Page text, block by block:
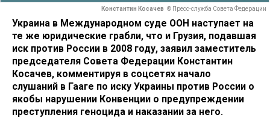
Константин Косачев © Пресс-служба Совета Федерации
Украина в Международном суде ООН наступает на
те же юридические грабли, что и Грузия, подавшая
иск против России в 2008 году, заявил заместитель
председателя Совета Федерации Константин
Косачев, комментируя в соцсетях начало
слушаний в Гааге по иску Украины против России о
якобы нарушении Конвенции о предупреждении
преступления геноцида и наказании за него.